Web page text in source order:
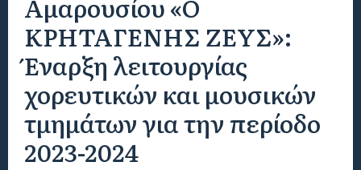
ΚΡΗΤΑΓΕΝΗΣ ΖΕΥΣ»:
Έναρξη λειτουργίας
χορευτικών και μουσικών
τμημάτων για την περίοδο
2023-2024